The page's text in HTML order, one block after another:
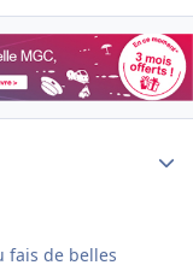
fais de belles